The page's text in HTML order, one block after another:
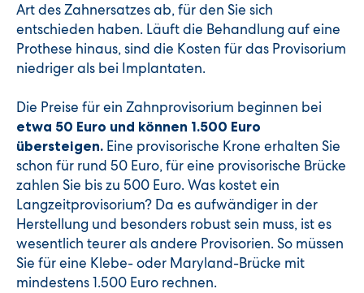
Art des Zahnersatzes ab, für den Sie sich
entschieden haben. Läuft die Behandlung auf eine
Prothese hinaus, sind die Kosten für das Provisorium
niedriger als bei Implantaten.
Die Preise für ein Zahnprovisorium beginnen bei
etwa 50 Euro und können 1.500 Euro
übersteigen. Eine provisorische Krone erhalten Sie
schon für rund 50 Euro, für eine provisorische Brücke
zahlen Sie bis zu 500 Euro. Was kostet ein
Langzeitprovisorium? Da es aufwändiger in der
Herstellung und besonders robust sein muss, ist es
wesentlich teurer als andere Provisorien. So müssen
Sie für eine Klebe- oder Maryland-Brücke mit
mindestens 1.500 Euro rechnen.